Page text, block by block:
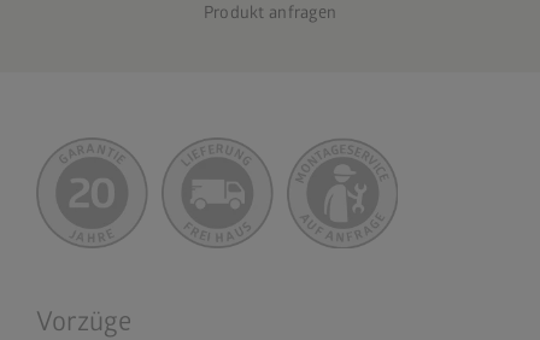
Produkt anfragen
Vorzüge